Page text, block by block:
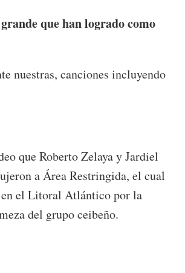
que han logrado como
nuestras, canciones incluyendo
que Roberto Zelaya y Jardiel
a Área Restringida, el cual
el Litoral Atlántico por la
del grupo ceibeño.